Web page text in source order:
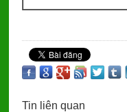
Tin liên quan